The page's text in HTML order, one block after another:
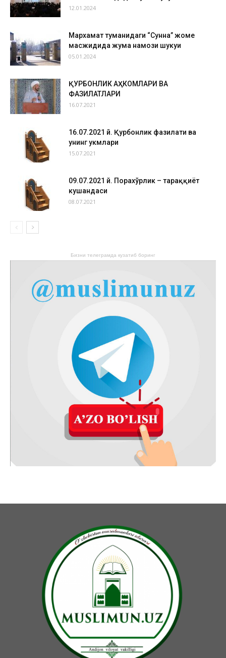
12.01.2024
Мархамат туманидаги “Сунна” жоме
масжидида жума намози шукуҳи
05.01.2024
ҚУРБОНЛИК АҲКОМЛАРИ ВА
ФАЗИЛАТЛАРИ
16.07.2021
16.07.2021 й. Қурбонлик фазилати ва
унинг ҳукмлари
15.07.2021
09.07.2021 й. Порахўрлик – тараққиёт
кушандаси
08.07.2021
Бизни телеграмда кузатиб боринг